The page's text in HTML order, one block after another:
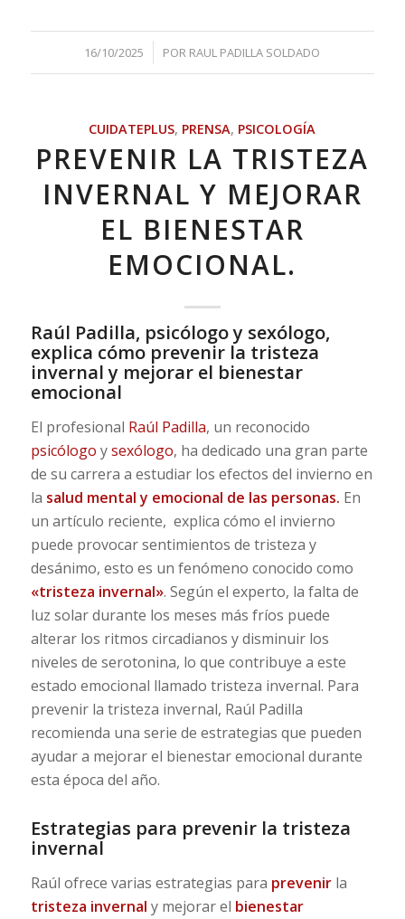
16/10/2025
/ POR RAUL PADILLA SOLDADO
CUIDATEPLUS, PRENSA, PSICOLOGÍA
PREVENIR LA TRISTEZA
INVERNAL Y MEJORAR
EL BIENESTAR
EMOCIONAL.
Raúl Padilla, psicólogo y sexólogo,
explica cómo prevenir la tristeza
invernal y mejorar el bienestar
emocional
El profesional Raúl Padilla, un reconocido
psicólogo ysexólogo, ha dedicado una gran parte
de su carrera a estudiar los efectos del invierno en
la salud mental y emocional de las personas. En
un artículo reciente, explica cómo el invierno
puede provocar sentimientos de tristeza y
desánimo, esto es un fenómeno conocido como
«tristeza invernal». Según el experto, la falta de
luz solar durante los meses más fríos puede
alterar los ritmos circadianos y disminuir los
niveles de serotonina, lo que contribuye a este
estado emocional llamado tristeza invernal. Para
prevenir la tristeza invernal, Raúl Padilla
recomienda una serie de estrategias que pueden
ayudar a mejorar el bienestar emocional durante
esta época del año.
Estrategias para prevenir la tristeza
invernal
Raúl ofrece varias estrategias para prevenirla
tristeza invernal y mejorar el bienestar